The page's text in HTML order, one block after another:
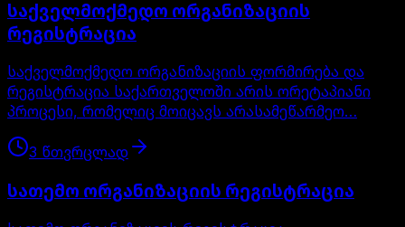
საქველმოქმედო ორგანიზაციის
რეგისტრაცია
საქველმოქმედო ორგანიზაციის ფორმირება და
რეგისტრაცია საქართველოში არის ორეტაპიანი
პროცესი, რომელიც მოიცავს არასამეწარმეო…
3 წთვრცლად
სათემო ორგანიზაციის რეგისტრაცია